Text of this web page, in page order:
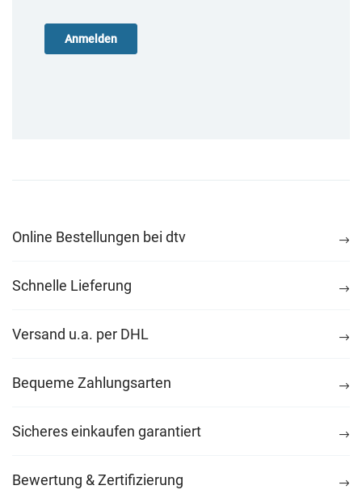
Online Bestellungen bei dtv
Schnelle Lieferung
Versand u.a. per DHL
Bequeme Zahlungsarten
Sicheres einkaufen garantiert
Bewertung & Zertifizierung